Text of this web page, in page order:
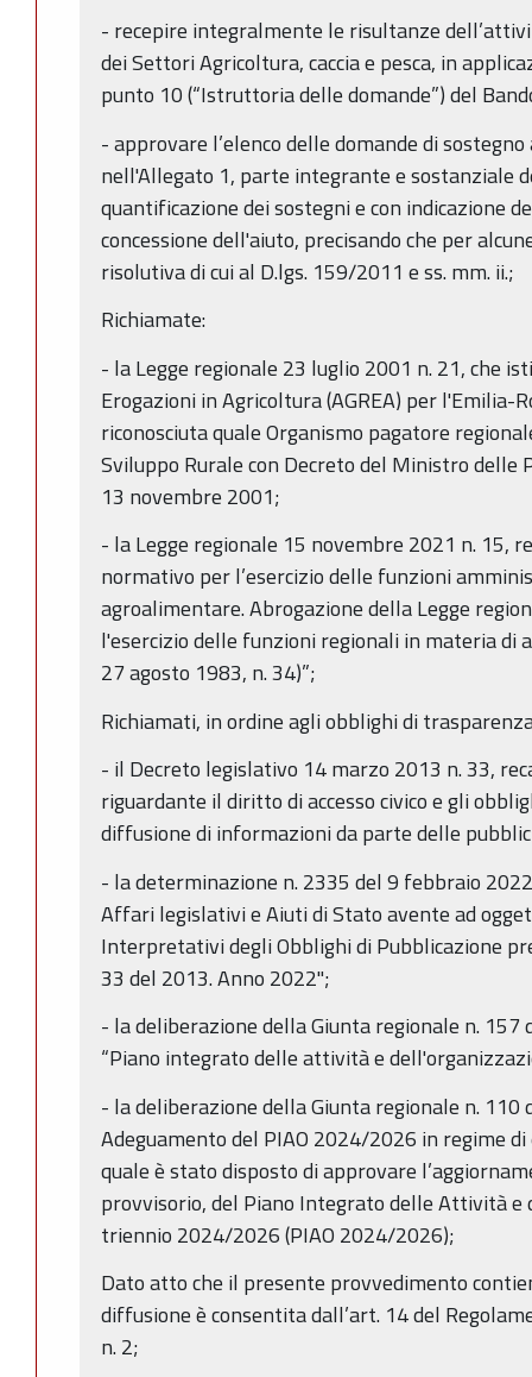
- recepire integralmente le risultanze
dei Settori Agricoltura, caccia e pesca, in
punto 10 (“Istruttoria delle domande”) del
- approvare l’elenco delle domande di
nell'Allegato 1, parte integrante e sostanziale
quantificazione dei sostegni e con indicazione
concessione dell'aiuto, precisando che per
risolutiva di cui al D.lgs. 159/2011 e ss. mm. ii.;
Richiamate:
- la Legge regionale 23 luglio 2001 n. 21, che
Erogazioni in Agricoltura (AGREA) per l'Emilia-
riconosciuta quale Organismo pagatore
Sviluppo Rurale con Decreto del Ministro delle
13 novembre 2001;
- la Legge regionale 15 novembre 2021 n. 15,
normativo per l’esercizio delle funzioni
agroalimentare. Abrogazione della Legge
l'esercizio delle funzioni regionali in materia di
27 agosto 1983, n. 34)”;
Richiamati, in ordine agli obblighi di
- il Decreto legislativo 14 marzo 2013 n. 33,
riguardante il diritto di accesso civico e gli
diffusione di informazioni da parte delle
- la determinazione n. 2335 del 9 febbraio
Affari legislativi e Aiuti di Stato avente ad
Interpretativi degli Obblighi di Pubblicazione
33 del 2013. Anno 2022";
- la deliberazione della Giunta regionale n. 157
“Piano integrato delle attività e
- la deliberazione della Giunta regionale n. 110
Adeguamento del PIAO 2024/2026 in regime di
quale è stato disposto di approvare
provvisorio, del Piano Integrato delle Attività e
triennio 2024/2026 (PIAO 2024/2026);
Dato atto che il presente provvedimento
diffusione è consentita dall’art. 14 del
n. 2;